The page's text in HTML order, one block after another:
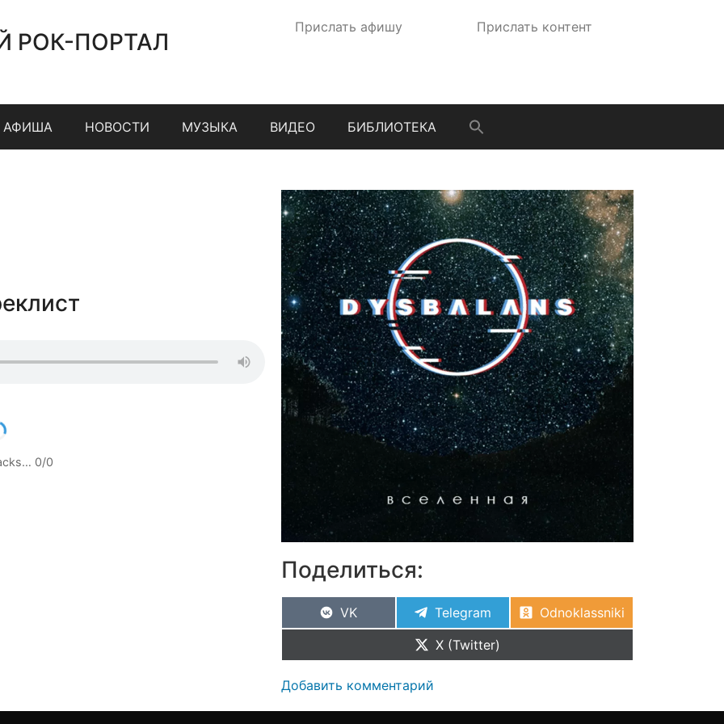
РОК-ПОРТАЛ
Прислать афишу Прислать контент
АФИША НОВОСТИ МУЗЫКА ВИДЕО БИБЛИОТЕКА
0/0
Поделиться:
VK Telegram
Odnoklassniki
X (Twitter)
Добавить комментарий